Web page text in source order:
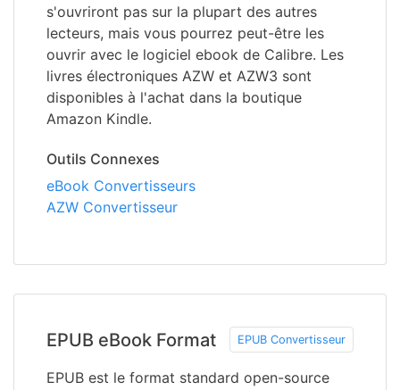
s'ouvriront pas sur la plupart des autres
lecteurs, mais vous pourrez peut-être les
ouvrir avec le logiciel ebook de Calibre. Les
livres électroniques AZW et AZW3 sont
disponibles à l'achat dans la boutique
Amazon Kindle.
Outils Connexes
eBook Convertisseurs
AZW Convertisseur
EPUB eBook Format EPUB Convertisseur
EPUB est le format standard open-source